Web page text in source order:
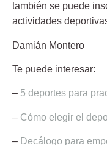
también se puede
actividades
Damián Montero
Te puede interesar:
– 5 deportes para
– Cómo elegir el
– Decálogo para